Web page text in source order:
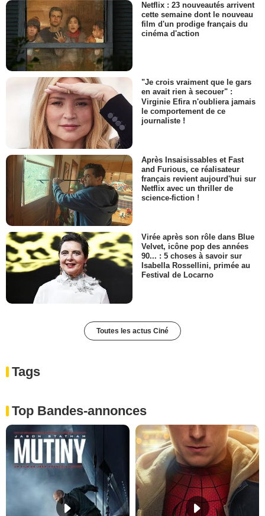
Netflix : 23 nouveautés arrivent
cette semaine dont le nouveau
film d'un prodige français du
cinéma d'action
"Je crois vraiment que le gars
en avait rien à secouer" :
Virginie Efira n'oubliera jamais
le comportement de ce
journaliste !
Après Insaisissables et Fast
and Furious, ce réalisateur
français revient aujourd'hui sur
Netflix avec un thriller de
science-fiction !
Virée après son rôle dans Blue
Velvet, icône pop des années
90... : 5 choses à savoir sur
Isabella Rossellini, primée au
Festival de Locarno
Toutes les actus Ciné
Tags
Top Bandes-annonces